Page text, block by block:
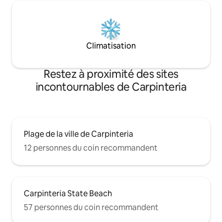
Climatisation
Restez à proximité des sites
incontournables de Carpinteria
Plage de la ville de Carpinteria
12 personnes du coin recommandent
Carpinteria State Beach
57 personnes du coin recommandent